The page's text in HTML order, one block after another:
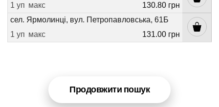
1 уп макс
130.80 грн
сел. Ярмолинці, вул. Петропавловська, 61Б
1 уп макс 131.00 грн
Продовжити пошук